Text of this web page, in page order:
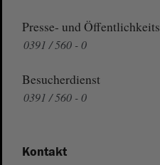
Presse- und
0391 / 560 - 0
Besucherdienst
0391 / 560 - 0
Kontakt